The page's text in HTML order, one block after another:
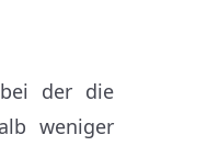
der die
weniger